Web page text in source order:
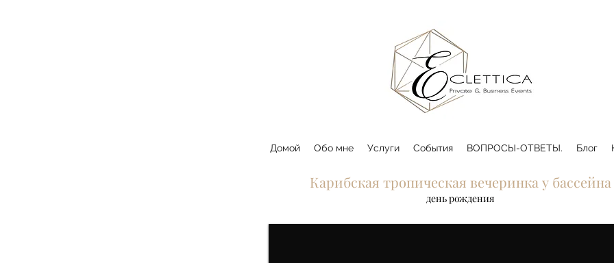
Домой Обо мне Услуги События ВОПРОСЫ-ОТВЕТЫ. Блог
Карибская тропическая вечеринка у бассейна
день рождения